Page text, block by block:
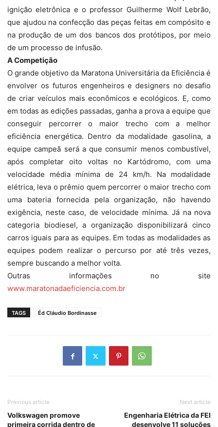
ignição eletrônica e o professor Guilherme Wolf Lebrão,
que ajudou na confecção das peças feitas em compósito e
na produção de um dos bancos dos protótipos, por meio
de um processo de infusão.
A Competição
O grande objetivo da Maratona Universitária da Eficiência é
envolver os futuros engenheiros e designers no desafio
de criar veículos mais econômicos e ecológicos. E, como
em todas as edições passadas, ganha a prova a equipe que
conseguir percorrer o maior trecho com a melhor
eficiência energética. Dentro da modalidade gasolina, a
equipe campeã será a que consumir menos combustível,
após completar oito voltas no Kartódromo, com uma
velocidade média mínima de 24 km/h. Na modalidade
elétrica, leva o prêmio quem percorrer o maior trecho com
uma bateria fornecida pela organização, não havendo
exigência, neste caso, de velocidade mínima. Já na nova
categoria biodiesel, a organização disponibilizará cinco
carros iguais para as equipes. Em todas as modalidades as
equipes podem realizar o percurso por até três vezes,
sempre buscando a melhor volta.
Outras informações no site
www.maratonadaeficiencia.com.br
TAGS Éd Cláudio Bordinasse
Previous article
Volkswagen promove
primeira corrida dentro de
Next article
Engenharia Elétrica da FEI
desenvolve 11 soluções